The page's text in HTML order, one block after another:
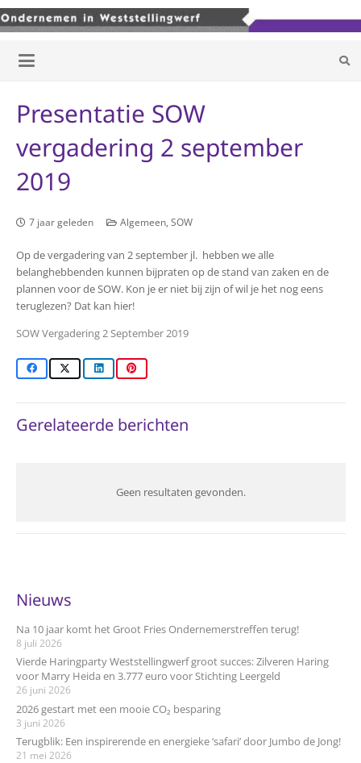
Presentatie SOW
vergadering 2 september
2019
7 jaar geleden Algemeen ,SOW
Op de vergadering van 2 september jl. hebben we alle
belanghebbenden kunnen bijpraten op de stand van zaken en de
plannen voor de SOW. Kon je er niet bij zijn of wil je het nog eens
teruglezen? Dat kan hier!
SOW Vergadering 2 September 2019
Gerelateerde berichten
Geen resultaten gevonden.
Nieuws
Na 10 jaar komt het Groot Fries Ondernemerstreffen terug!
8 juli 2026
Vierde Haringparty Weststellingwerf groot succes: Zilveren Haring
voor Marry Heida en 3.777 euro voor Stichting Leergeld
26 juni 2026
2026 gestart met een mooie CO₂ besparing
3 juni 2026
Terugblik: Een inspirerende en energieke ‘safari’ door Jumbo de Jong!
21 mei 2026